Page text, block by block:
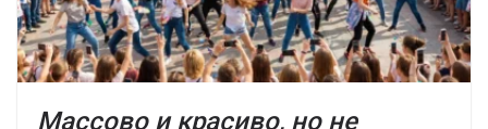
Массово и красиво, но не